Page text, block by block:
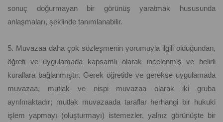
sonuç doğurmayan bir görünüş yaratmak hususunda
anlaşmaları, şeklinde tanımlanabilir.
5. Muvazaa daha çok sözleşmenin yorumuyla ilgili olduğundan,
öğreti ve uygulamada kapsamlı olarak incelenmiş ve belirli
kurallara bağlanmıştır. Gerek öğretide ve gerekse uygulamada
muvazaa, mutlak ve nispi muvazaa olarak iki gruba
ayrılmaktadır; mutlak muvazaada taraflar herhangi bir hukuki
işlem yapmayı (oluşturmayı) istemezler, yalnız görünüşte bir